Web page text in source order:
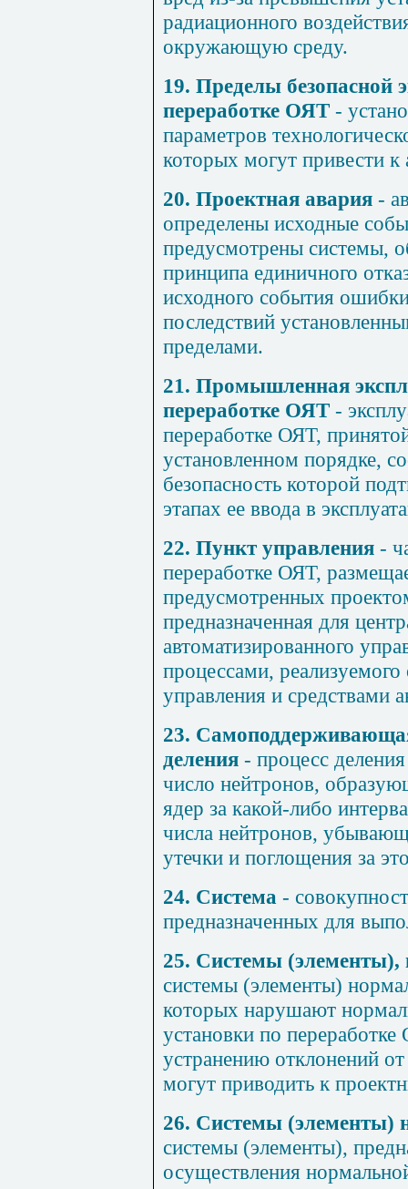
радиационного
окружающую среду.
19. Пределы безопасной
переработке ОЯТ -
параметров
которых могут привести к
20. Проектная авария -
определены исходные
предусмотрены системы,
принципа единичного
исходного события
последствий
пределами.
21. Промышленная
переработке ОЯТ -
переработке ОЯТ,
установленном порядке,
безопасность которой
этапах ее ввода в
22. Пункт управления -
переработке ОЯТ,
предусмотренных
предназначенная для
автоматизированного
процессами,
управления и средствами
23.
деления - процесс
число нейтронов,
ядер за какой-либо
числа нейтронов,
утечки и поглощения за
24. Система -
предназначенных для
25. Системы (элементы),
системы (элементы)
которых нарушают
установки по
устранению отклонений
могут приводить к
26. Системы (элементы)
системы (элементы),
осуществления